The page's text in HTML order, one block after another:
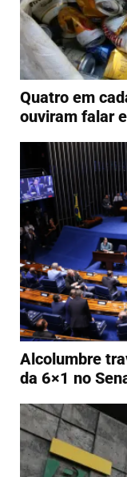
Quatro em
ouviram falar
Alcolumbre
da 6×1 no